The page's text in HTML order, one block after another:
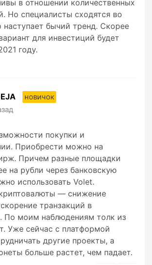
в отношении количественных
Но специалисты сходятся во
наступает бычий тренд. Скорее
для инвестиций будет
году.
новичок
покупки и
Приобрести можно на
Причем разные площадки
на рубли через банковскую
использовать Volet.
— снижение
транзакций в
По моим наблюдениям толк из
Уже сейчас с платформой
другие проекты, а
больше растет, чем падает.